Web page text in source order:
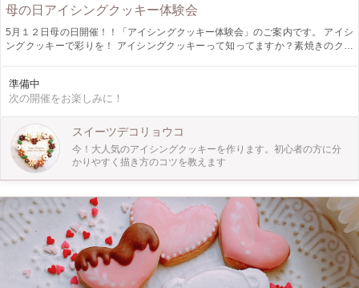
母の日アイシングクッキー体験会
5月１２日母の日開催！！「アイシングクッキー体験会」のご案内です。 アイシ
ングクッキーで彩りを！ アイシングクッキーって知ってますか？素焼きのクッ
は、みんなを笑顔にしたり！喜んでもらえる素敵なクッキーです。 見て可愛
い！作って楽しい！食べて美味しい！クッキー作りしませんか？ 作り終わって
す。日々の生活で疲れているあなたにそっと寄り添ってくれるクッキーを作って
みませんか？ 今回母の日イベントで特別価格でご提供します。 素焼きのクッキ
ーに講師ご用意の色のついたクリームで可愛いエプロンを描きます。飾りもご用
意するので世界に一つだけのデザインも可能です。３歳から参加可能です。大人
の方もOKです 写真はイメージ画像です。色は多少異なる場合があります。デザ
インは自由にアレンジ可能です。エプロン１枚・ハート1枚・おまけクッキー付
きです
準備中
次の開催をお楽しみに！
スイーツデコリョウコ
今！大人気のアイシングクッキーを作ります。初心者の方に分
かりやすく描き方のコツを教えます